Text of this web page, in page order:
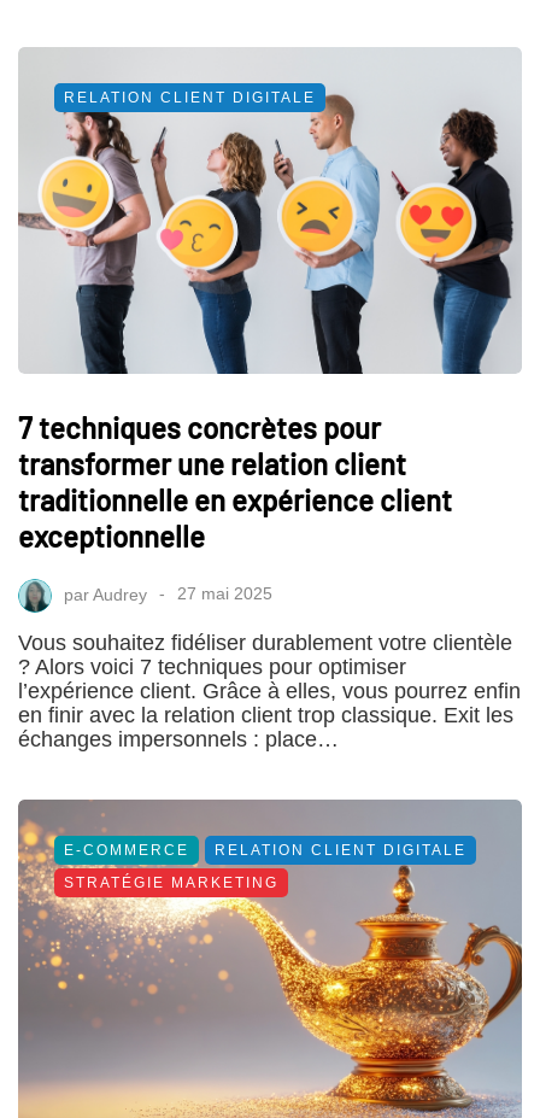
RELATION CLIENT DIGITALE
7 techniques concrètes pour
transformer une relation client
traditionnelle en expérience client
exceptionnelle
parAudrey 27 mai 2025
Vous souhaitez fidéliser durablement votre clientèle
? Alors voici 7 techniques pour optimiser
l’expérience client. Grâce à elles, vous pourrez enfin
en finir avec la relation client trop classique. Exit les
échanges impersonnels : place…
E-COMMERCE
RELATION CLIENT DIGITALE
STRATÉGIE MARKETING